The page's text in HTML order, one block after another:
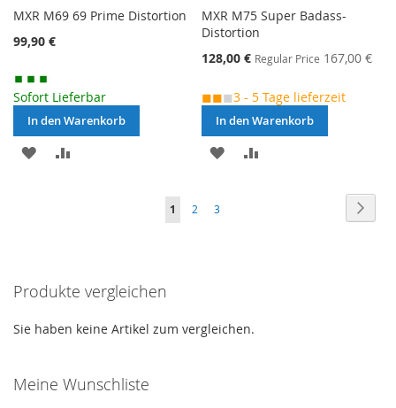
MXR M69 69 Prime Distortion
99,90 €
Sofort Lieferbar
In den Warenkorb
MERKEN
MXR M75 Super Badass-
Distortion
Special
Price
128,00 € Regular Price 167,00 €
◼◼◼3 - 5 Tage lieferzeit
In den Warenkorb
MERKEN
Sie
1 Seite
2 Seite
3
Produkte vergleichen
Sie haben keine Artikel zum vergleichen.
Meine Wunschliste